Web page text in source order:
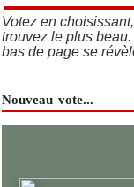
Votez en
trouvez le plus
bas de page se
Nouveau vote...